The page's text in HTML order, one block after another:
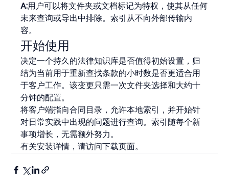
A:用户可以将文件夹或文档标记为特权，使其从任何
未来查询或导出中排除。索引从不向外部传输内
容。
开始使用
决定一个持久的法律知识库是否值得初始设置，归
结为当前用于重新查找条款的小时数是否更适合用
于客户工作。该变更只需一次文件夹选择和大约十
分钟的配置。
将客户端指向合同目录，允许本地索引，并开始针
对日常实践中出现的问题进行查询。索引随每个新
事项增长，无需额外努力。
有关安装详情，请访问下载页面。